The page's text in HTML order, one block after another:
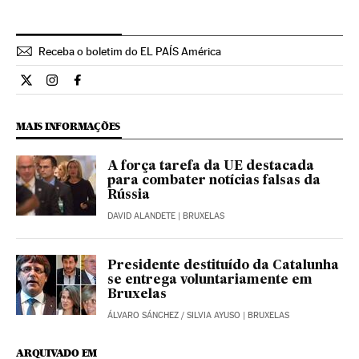
Receba o boletim do EL PAÍS América
Internacional El País Brasil en Twitter
Internacional El País Brasil en Instagram
Internacional El País Brasil en Facebook
MAIS INFORMAÇÕES
A força tarefa da UE destacada
para combater notícias falsas da
Rússia
DAVID ALANDETE | BRUXELAS
Presidente destituído da Catalunha
se entrega voluntariamente em
Bruxelas
ÁLVARO SÁNCHEZ / SILVIA AYUSO | BRUXELAS
ARQUIVADO EM